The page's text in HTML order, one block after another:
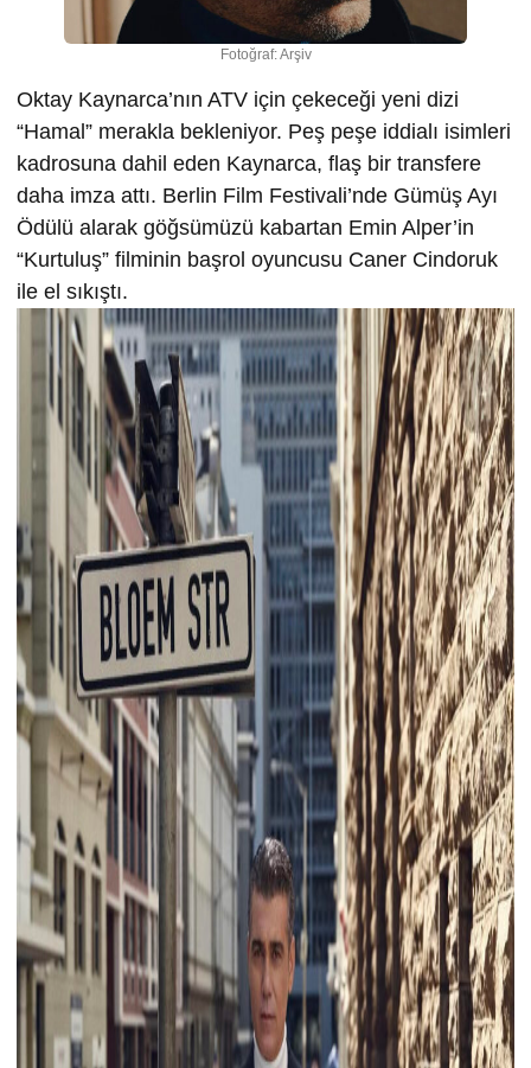
Fotoğraf: Arşiv
Oktay Kaynarca’nın ATV için çekeceği yeni dizi
“Hamal” merakla bekleniyor. Peş peşe iddialı isimleri
kadrosuna dahil eden Kaynarca, flaş bir transfere
daha imza attı. Berlin Film Festivali’nde Gümüş Ayı
Ödülü alarak göğsümüzü kabartan Emin Alper’in
“Kurtuluş” filminin başrol oyuncusu Caner Cindoruk
ile el sıkıştı.